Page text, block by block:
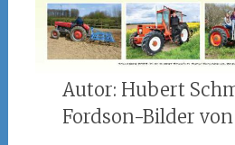
Autor: Hubert
Fordson-Bilder von